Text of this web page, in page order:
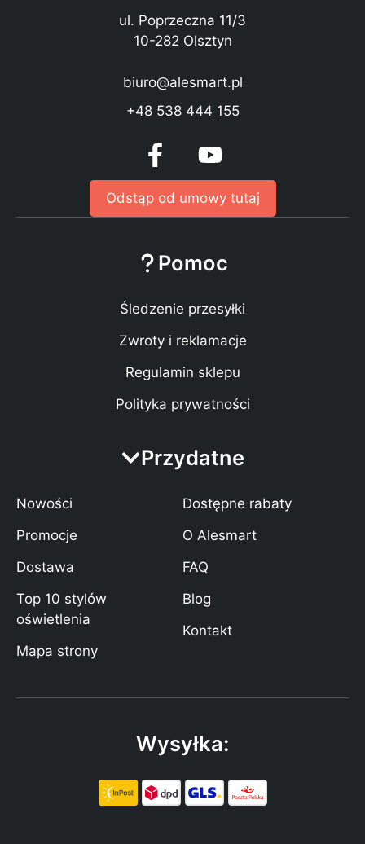
ul. Poprzeczna 11/3
10-282 Olsztyn
biuro@alesmart.pl
+48 538 444 155
Odstąp od umowy tutaj
Pomoc
Śledzenie przesyłki
Zwroty i reklamacje
Regulamin sklepu
Polityka prywatności
Przydatne
Nowości
Promocje
Dostawa
Top 10 stylów
oświetlenia
Mapa strony
Dostępne rabaty
O Alesmart
FAQ
Blog
Kontakt
Wysyłka: